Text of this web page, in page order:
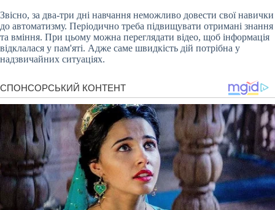
Звісно, за два-три дні навчання неможливо довести свої навички
до автоматизму. Періодично треба підвищувати отримані знання
та вміння. При цьому можна переглядати відео, щоб інформація
відклалася у пам'яті. Адже саме швидкість дій потрібна у
надзвичайних ситуаціях.